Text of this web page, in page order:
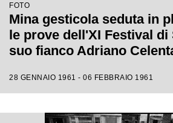
FOTO
Mina gesticola seduta in
le prove dell'XI Festival di
suo fianco Adriano
28 GENNAIO 1961 - 06 FEBBRAIO 1961